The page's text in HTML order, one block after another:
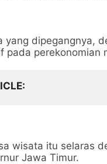
yang dipegangnya,
pada perekonomian
wisata itu selaras
Jawa Timur.